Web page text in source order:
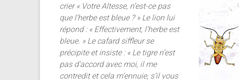
crier « Votre Altesse, n’est-ce pas
que l’herbe est bleue ? » Le lion lui
répond : « Effectivement, l’herbe est
bleue. » Le cafard siffleur se
précipite et insiste : « Le tigre n’est
pas d’accord avec moi, il me
contredit et cela m’ennuie, s’il vous